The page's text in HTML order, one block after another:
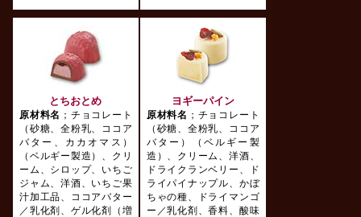
とちおとめ
原材料名 ；チョコレート
（砂糖、全粉乳、ココア
バター、カカオマス）
（ベルギー製造）、クリ
ーム、シロップ、いちご
ジャム、洋酒、いちご果
汁加工品、ココアバター
／乳化剤、ゲル化剤（増
ヨギーパイン
原材料名 ；チョコレート
（砂糖、全粉乳、ココア
バター）（ベルギー製
造）、クリーム、洋酒、
ドライクランベリー、ド
ライパイナップル、かぼ
ちゃの種、ドライマンゴ
ー／乳化剤、香料、酸味